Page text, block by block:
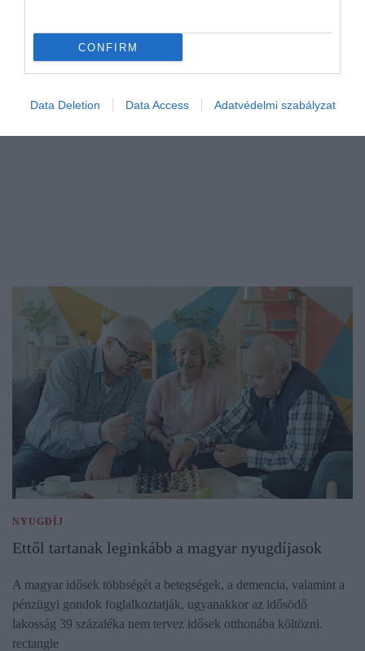
CONFIRM
Data Deletion Data Access Adatvédelmi szabályzat
harmadikon Barcelona…
NYUGDÍJ
Ettől tartanak leginkább a magyar nyugdíjasok
A magyar idősek többségét a betegségek, a demencia, valamint a
pénzügyi gondok foglalkoztatják, ugyanakkor az idősödő
lakosság 39 százaléka nem tervez idősek otthonába költözni.
rectangle